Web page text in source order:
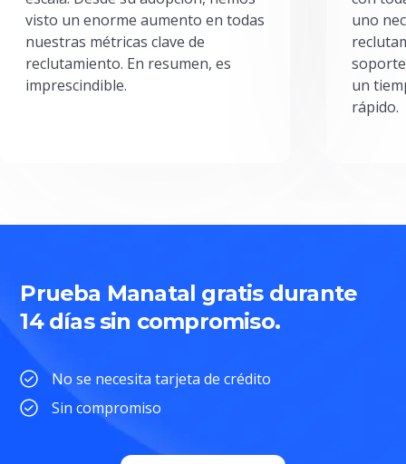
visto un enorme aumento en todas
nuestras métricas clave de
reclutamiento. En resumen, es
imprescindible.
uno
un
rápido.
Prueba Manatal gratis durante
14 días sin compromiso.
No se necesita tarjeta de crédito
Sin compromiso